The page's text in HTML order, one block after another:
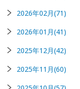
2026年02月(71)
2026年01月(41)
2025年12月(42)
2025年11月(60)